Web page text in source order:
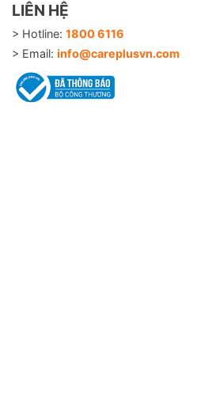
LIÊN HỆ
> Hotline: 1800 6116
> Email: info@careplusvn.com